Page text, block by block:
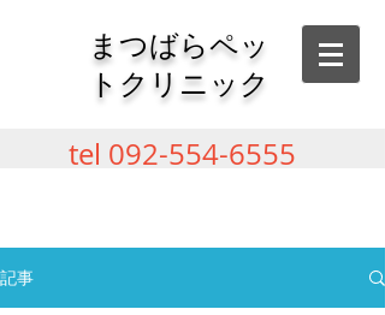
​まつばらペッ
トクリニック
tel 092-554-6555
記事